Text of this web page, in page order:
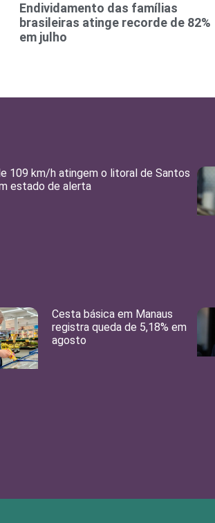
Endividamento das famílias
brasileiras atinge recorde de 82%
em julho
109 km/h atingem o litoral de Santos
estado de alerta
Cesta básica em Manaus
registra queda de 5,18% em
agosto